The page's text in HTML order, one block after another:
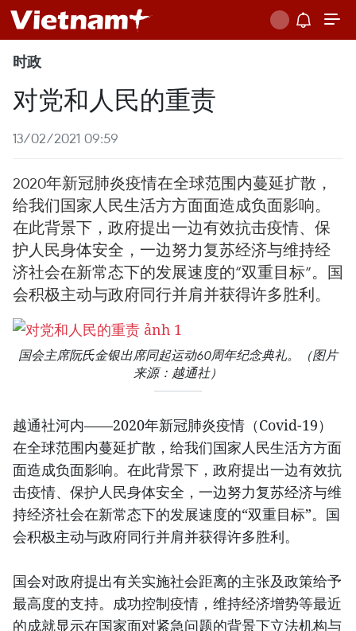
时政
对党和人民的重责
13/02/2021 09:59
2020年新冠肺炎疫情在全球范围内蔓延扩散，
给我们国家人民生活方方面面造成负面影响。
在此背景下，政府提出一边有效抗击疫情、保
护人民身体安全，一边努力复苏经济与维持经
济社会在新常态下的发展速度的“双重目标”。国
会积极主动与政府同行并肩并获得许多胜利。
国会主席阮氏金银出席同起运动60周年纪念典礼。（图片
来源：越通社）
越通社河内——2020年新冠肺炎疫情（Covid-19）
在全球范围内蔓延扩散，给我们国家人民生活方方面
面造成负面影响。在此背景下，政府提出一边有效抗
击疫情、保护人民身体安全，一边努力复苏经济与维
持经济社会在新常态下的发展速度的“双重目标”。国
会积极主动与政府同行并肩并获得许多胜利。
国会对政府提出有关实施社会距离的主张及政策给予
最高度的支持。成功控制疫情，维持经济增势等最近
的成就显示在国家面对紧急问题的背景下立法机构与